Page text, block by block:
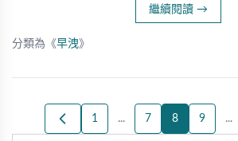
繼續閱讀 →
分類為《早洩》
1 ... 7 8 9 ...